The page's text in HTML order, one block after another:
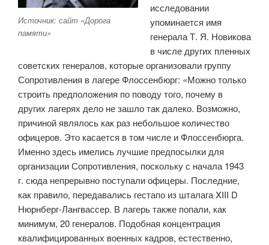
Источник: сайт «Дорога
памяти»
исследовании
упоминается имя
генерала Т. Я. Новикова
в числе других пленных
советских генералов, которые организовали группу
Сопротивления в лагере Флоссенбюрг: «Можно только
строить предположения по поводу того, почему в
других лагерях дело не зашло так далеко. Возможно,
причиной являлось как раз небольшое количество
офицеров. Это касается в том числе и Флоссенбюрга.
Именно здесь имелись лучшие предпосылки для
организации Сопротивления, поскольку с начала 1943
г. сюда непрерывно поступали офицеры. Последние,
как правило, передавались гестапо из шталага XIII D
Нюрнберг-Лангвассер. В лагерь также попали, как
минимум, 20 генералов. Подобная концентрация
квалифицированных военных кадров, естественно,